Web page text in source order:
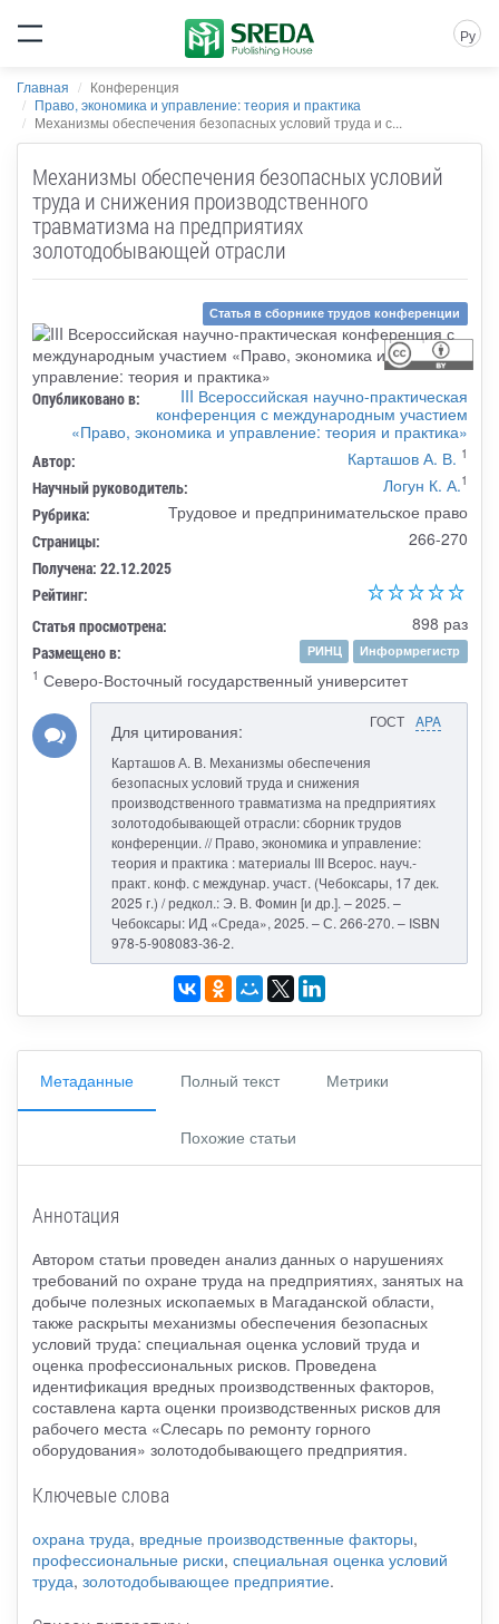
Ру
Главная
Конференция
Право, экономика и управление: теория и практика
Механизмы обеспечения безопасных условий труда и с...
Механизмы обеспечения безопасных условий
труда и снижения производственного
травматизма на предприятиях
золотодобывающей отрасли
Статья в сборнике трудов конференции
Опубликовано в:
III Всероссийская научно-практическая
конференция с международным участием
«Право, экономика и управление: теория и практика»
Автор: Карташов А. В. 1
Научный руководитель: Логун К. А.1
Рубрика: Трудовое и предпринимательское право
Страницы: 266-270
Получена: 22.12.2025
Рейтинг:
Статья просмотрена:
898 раз
Размещено в: РИНЦ
Информрегистр
1 Северо-Восточный государственный университет
ГОСТ APA
Для цитирования:
Карташов А. В. Механизмы обеспечения
безопасных условий труда и снижения
производственного травматизма на предприятиях
золотодобывающей отрасли: сборник трудов
конференции. // Право, экономика и управление:
теория и практика : материалы III Всерос. науч.-
практ. конф. с междунар. участ. (Чебоксары, 17 дек.
2025 г.) / редкол.: Э. В. Фомин [и др.]. – 2025. –
Чебоксары: ИД «Среда», 2025. – С. 266-270. – ISBN
978-5-908083-36-2.
Метаданные Полный текст Метрики
Похожие статьи
Аннотация
Автором статьи проведен анализ данных о нарушениях
требований по охране труда на предприятиях, занятых на
добыче полезных ископаемых в Магаданской области,
также раскрыты механизмы обеспечения безопасных
условий труда: специальная оценка условий труда и
оценка профессиональных рисков. Проведена
идентификация вредных производственных факторов,
составлена карта оценки производственных рисков для
рабочего места «Слесарь по ремонту горного
оборудования» золотодобывающего предприятия.
Ключевые слова
охрана труда, вредные производственные факторы,
профессиональные риски, специальная оценка условий
труда, золотодобывающее предприятие.